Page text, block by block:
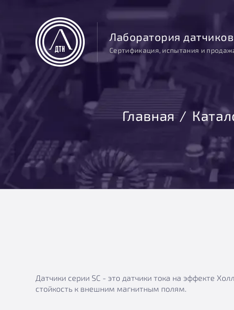
Лаборатория
Сертификация, испытания и
Главная
Датчики серии SC - это датчики тока на эффекте
стойкость к внешним магнитным полям.